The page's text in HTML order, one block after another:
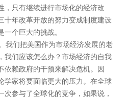
，只有继续进行市场化的经济改
十年改革开放的努力变成制度建设
个巨大的挑战。
我们把美国作为市场经济发展的老
我们应该怎么办？市场经济的自我
依赖政府的干预来解决危机。因
学家将要面临更大的压力。在全球
参与了全球化的竞争，如果说，